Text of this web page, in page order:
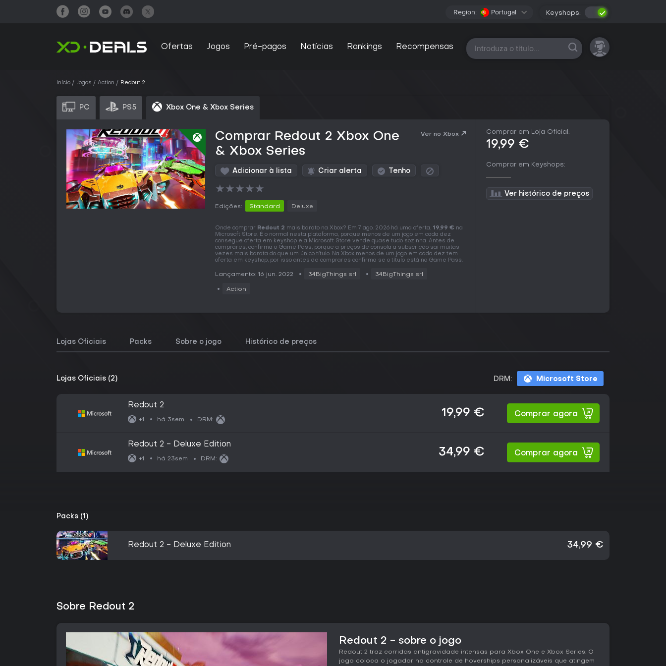
Region: Portugal Keyshops:
Ofertas Jogos Pré-pagos Notícias Rankings Recompensas Todas as plataformas
Início Jogos Action Redout 2
PC PS5 Xbox One & Xbox Series
Comprar Redout 2 Xbox One
& Xbox Series
Ver no Xbox
Adicionar à lista Criar alerta Tenho
★★★★★
Edições: Standard Deluxe
Onde comprar Redout 2 mais barato na Xbox? Em 7 ago. 2026 há uma oferta, 19,99 € na
Microsoft Store. É o normal nesta plataforma, porque menos de um jogo em cada dez
consegue oferta em keyshop e a Microsoft Store vende quase tudo sozinha. Antes de
comprares, confirma o Game Pass, porque a preços de consola a subscrição sai muitas
vezes mais barata do que um único título. Na Xbox menos de um jogo em cada dez tem
oferta em keyshop, por isso antes de comprares confirma se o título está no Game Pass.
Lançamento: 16 jun. 2022 34BigThings srl 34BigThings srl
Action
Comprar em Loja Oficial:
19,99 €
Comprar em Keyshops:
Ver histórico de preços
Lojas Oficiais Packs Sobre o jogo Histórico de preços
Lojas Oficiais (2) DRM: Microsoft Store
Redout 2
+1 há 3sem DRM:
19,99 € Comprar agora
Redout 2 - Deluxe Edition
+1 há 23sem DRM:
34,99 € Comprar agora
Packs (1)
Redout 2 - Deluxe Edition 34,99 €
Sobre Redout 2
Redout 2 - sobre o jogo
Redout 2 traz corridas antigravidade intensas para Xbox One e Xbox Series. O
jogo coloca o jogador no controle de hoverships personalizáveis que atingem